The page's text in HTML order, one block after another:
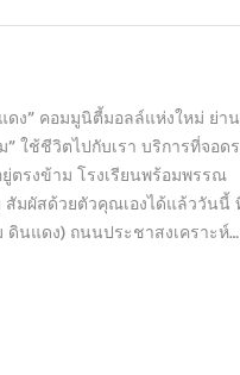
ดง” คอมมูนิตี้มอลล์แห่งใหม่ ย่าน
ใช้ชีวิตไปกับเรา บริการที่จอด
ตรงข้าม โรงเรียนพร้อมพรรณ
มผัสด้วยตัวคุณเองได้แล้ววันนี้
ม ดินแดง) ถนนประชาสงเคราะห์…